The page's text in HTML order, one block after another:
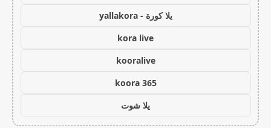
يلا كورة - yallakora
kora live
kooralive
koora 365
يلا شوت